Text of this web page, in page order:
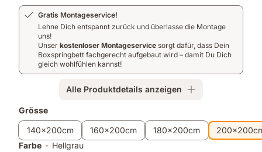
aus
Kiefernholz
Bonellfedern
und
Oberfläche.
Box
mit
Bonellfedern:
Belüftung
Gratis Montageservice!
Lehne Dich entspannt zurück und überlasse die Montage
uns!
Unser kostenloser Montageservice sorgt dafür, dass Dein
Boxspringbett fachgerecht aufgebaut wird – damit Du Dich
gleich wohlfühlen kannst!
Alle Produktdetails anzeigen
Zusatzprodukte
Grösse
140x200cm
160x200cm 180x200cm
Farbe - Hellgrau